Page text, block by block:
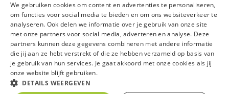
Sitemap
Algemene voorwaarden
Privacy statement
Cookies
Anti-discriminatiebeleid
We gebruiken cookies om content en advertenties te personaliseren,
om functies voor social media te bieden en om ons websiteverkeer te
analyseren. Ook delen we informatie over je gebruik van onze site
met onze partners voor social media, adverteren en analyse. Deze
partners kunnen deze gegevens combineren met andere informatie
die jij aan ze hebt verstrekt of die ze hebben verzameld op basis van
je gebruik van hun services. Je gaat akkoord met onze cookies als jij
onze website blijft gebruiken.
DETAILS WEERGEVEN